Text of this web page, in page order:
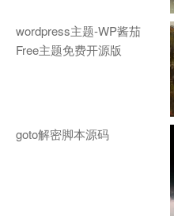
wordpress主题-WP酱茄
Free主题免费开源版
goto解密脚本源码